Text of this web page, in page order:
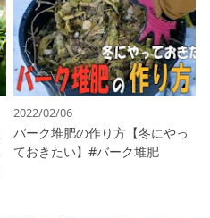
2022/02/06
バーク堆肥の作り方【冬にやっ
ておきたい】#バーク堆肥